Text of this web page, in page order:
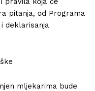
pitanja, od Programa
deklarisanja
mljekarima bude